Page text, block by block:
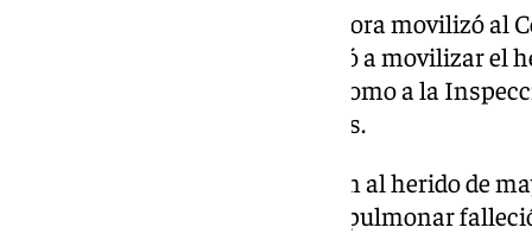
De inmediato, la sala coordinadora movilizó al
Sanitarias 061 (que incluso llegó a movilizar el
Levante, a la Guardia Civil, así como a la
Prevención de Riesgos Laborales.
Los servicios médicos asistieron al herido de
practicarle reanimación cardiopulmonar